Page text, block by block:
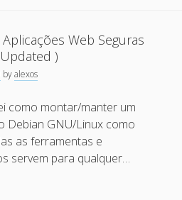
Protegendo a console
de brute force
administrativa contra
a console administrativa
detecção de ataques de SQLi
Web Seguras
)
byalexos
como montar/manter um
Debian GNU/Linux como
as ferramentas e
servem para qualquer…